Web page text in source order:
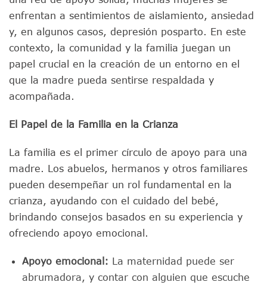
enfrentan a sentimientos de aislamiento, ansiedad
y, en algunos casos, depresión posparto. En este
contexto, la comunidad y la familia juegan un
papel crucial en la creación de un entorno en el
que la madre pueda sentirse respaldada y
acompañada.
El Papel de la Familia en la Crianza
La familia es el primer círculo de apoyo para una
madre. Los abuelos, hermanos y otros familiares
pueden desempeñar un rol fundamental en la
crianza, ayudando con el cuidado del bebé,
brindando consejos basados en su experiencia y
ofreciendo apoyo emocional.
Apoyo emocional: La maternidad puede ser
abrumadora, y contar con alguien que escuche